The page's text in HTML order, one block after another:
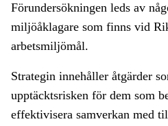
Förundersökningen leds av
miljöåklagare som finns vid
arbetsmiljömål.
Strategin innehåller åtgärder
upptäcktsrisken för dem som
effektivisera samverkan med